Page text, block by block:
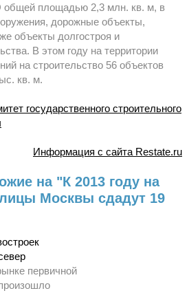
площадью 2,3 млн. кв. м, в
дорожные объекты,
объекты долгостроя и
В этом году на территории
на строительство 56 объектов
кв. м.
государственного строительного
Информация с сайта Restate.ru
на "К 2013 году на
Москвы сдадут 19
первичной